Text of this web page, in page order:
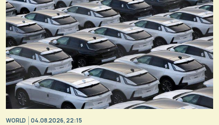
WORLD 04.08.2026, 22:15